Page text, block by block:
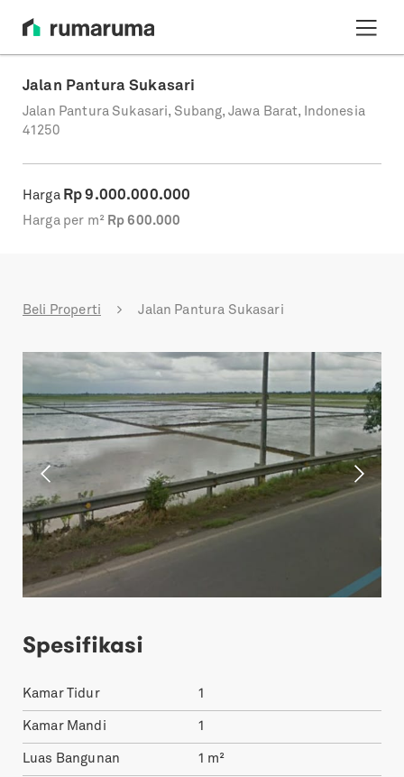
Jalan Pantura Sukasari
Jalan Pantura Sukasari, Subang, Jawa Barat, Indonesia
41250
Harga Rp9.000.000.000
Harga per m² Rp 600.000
Beli Properti Jalan Pantura Sukasari
Previous Next
Spesifikasi
Kamar Tidur 1
Kamar Mandi 1
Luas Bangunan 1 m²